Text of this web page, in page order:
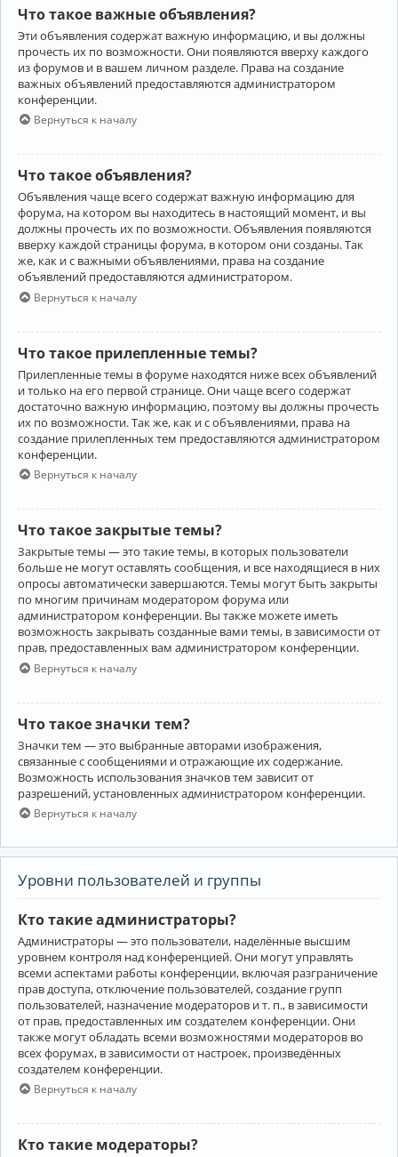
Что такое важные объявления?
Эти объявления содержат важную информацию, и вы должны
прочесть их по возможности. Они появляются вверху каждого
из форумов и в вашем личном разделе. Права на создание
важных объявлений предоставляются администратором
конференции.
Вернуться к началу
Что такое объявления?
Объявления чаще всего содержат важную информацию для
форума, на котором вы находитесь в настоящий момент, и вы
должны прочесть их по возможности. Объявления появляются
вверху каждой страницы форума, в котором они созданы. Так
же, как и с важными объявлениями, права на создание
объявлений предоставляются администратором.
Вернуться к началу
Что такое прилепленные темы?
Прилепленные темы в форуме находятся ниже всех объявлений
и только на его первой странице. Они чаще всего содержат
достаточно важную информацию, поэтому вы должны прочесть
их по возможности. Так же, как и с объявлениями, права на
создание прилепленных тем предоставляются администратором
конференции.
Вернуться к началу
Что такое закрытые темы?
Закрытые темы — это такие темы, в которых пользователи
больше не могут оставлять сообщения, и все находящиеся в них
опросы автоматически завершаются. Темы могут быть закрыты
по многим причинам модератором форума или
администратором конференции. Вы также можете иметь
возможность закрывать созданные вами темы, в зависимости от
прав, предоставленных вам администратором конференции.
Вернуться к началу
Что такое значки тем?
Значки тем — это выбранные авторами изображения,
связанные с сообщениями и отражающие их содержание.
Возможность использования значков тем зависит от
разрешений, установленных администратором конференции.
Вернуться к началу
Уровни пользователей и группы
Кто такие администраторы?
Администраторы — это пользователи, наделённые высшим
уровнем контроля над конференцией. Они могут управлять
всеми аспектами работы конференции, включая разграничение
прав доступа, отключение пользователей, создание групп
пользователей, назначение модераторов и т. п., в зависимости
от прав, предоставленных им создателем конференции. Они
также могут обладать всеми возможностями модераторов во
всех форумах, в зависимости от настроек, произведённых
создателем конференции.
Вернуться к началу
Кто такие модераторы?